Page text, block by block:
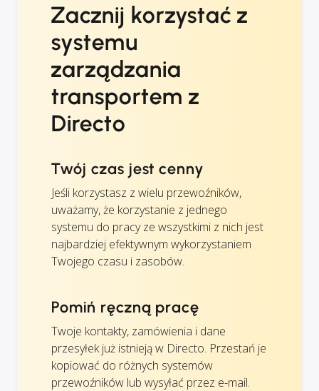
Zacznij korzystać z
systemu
zarządzania
transportem z
Directo
Twój czas jest cenny
Jeśli korzystasz z wielu przewoźników,
uważamy, że korzystanie z jednego
systemu do pracy ze wszystkimi z nich jest
najbardziej efektywnym wykorzystaniem
Twojego czasu i zasobów.
Pomiń ręczną pracę
Twoje kontakty, zamówienia i dane
przesyłek już istnieją w Directo. Przestań je
kopiować do różnych systemów
przewoźników lub wysyłać przez e-mail.